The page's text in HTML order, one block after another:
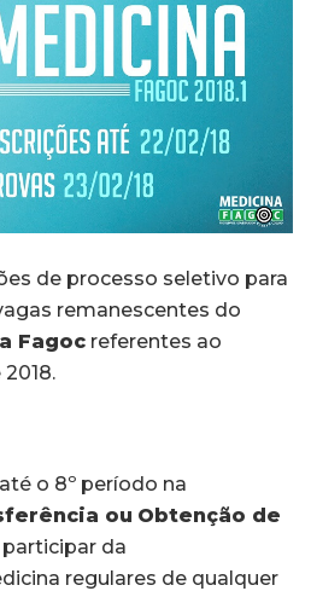
de processo seletivo para
remanescentes do
Fagoc referentes ao
o 8º período na
ou Obtenção de
da
regulares de qualquer